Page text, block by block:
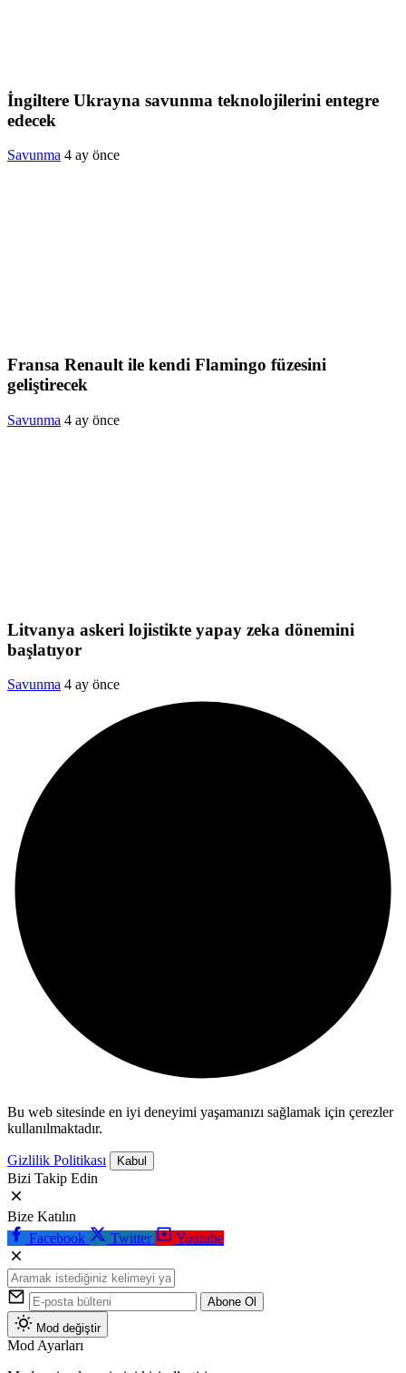
İngiltere Ukrayna savunma teknolojilerini entegre
edecek
Savunma 4 ay önce
Fransa Renault ile kendi Flamingo füzesini
geliştirecek
Savunma 4 ay önce
Litvanya askeri lojistikte yapay zeka dönemini
başlatıyor
Savunma 4 ay önce
Bu web sitesinde en iyi deneyimi yaşamanızı sağlamak için çerezler
kullanılmaktadır.
Gizlilik Politikası Kabul
Bizi Takip Edin
Bize Katılın
Facebook
Twitter Youtube
Abone Ol
Mod değiştir
Mod Ayarları